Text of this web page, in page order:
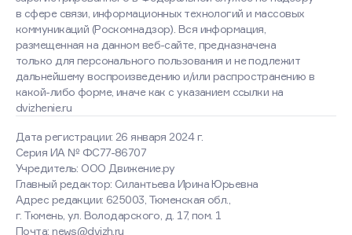
Дата регистрации: 26 января 2024 г.
Серия ИА № ФС77-86707
Учредитель: ООО Движение.ру
Главный редактор: Силантьева Ирина Юрьевна
Адрес редакции: 625003, Тюменская обл.,
г. Тюмень, ул. Володарского, д. 17, пом. 1
Почта: news@dvizh.ru
в сфере связи, информационных технологий и массовых
коммуникаций (Роскомнадзор). Вся информация,
размещенная на данном веб-сайте, предназначена
только для персонального пользования и не подлежит
дальнейшему воспроизведению и/или распространению в
какой-либо форме, иначе как с указанием ссылки на
dvizhenie.ru